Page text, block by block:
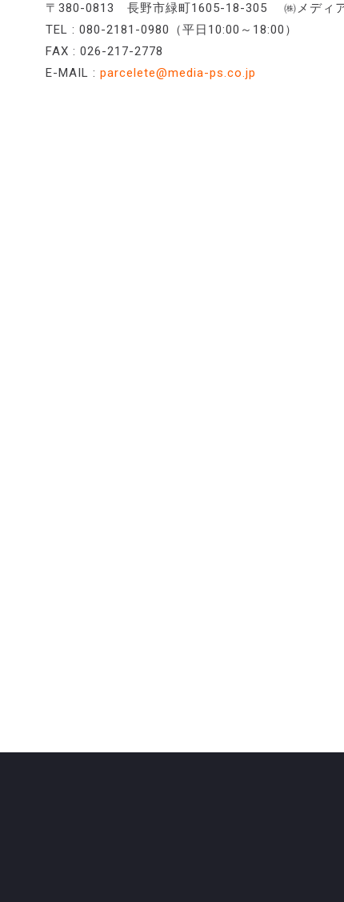
〒380-0813 長野市緑町1605-18-305 ㈱メディア
TEL : 080-2181-0980（平日10:00～18:00）
FAX : 026-217-2778
E-MAIL : parcelete@media-ps.co.jp